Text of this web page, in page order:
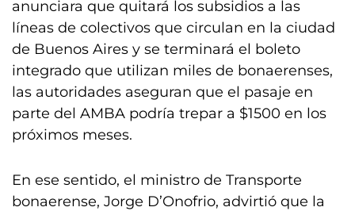
anunciara que quitará los subsidios a las
líneas de colectivos que circulan en la ciudad
de Buenos Aires y se terminará el boleto
integrado que utilizan miles de bonaerenses,
las autoridades aseguran que el pasaje en
parte del AMBA podría trepar a $1500 en los
próximos meses.
En ese sentido, el ministro de Transporte
bonaerense, Jorge D’Onofrio, advirtió que la